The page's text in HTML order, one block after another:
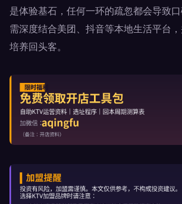
是体验基石，任何一环的疏忽都会导致口
需深度结合美团、抖音等本地生活平台，
培养回头客。